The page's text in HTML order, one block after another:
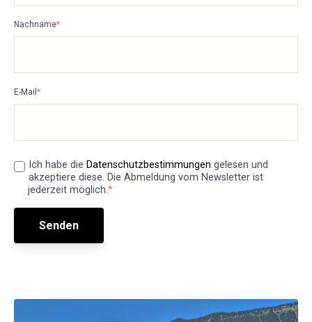
Nachname*
E-Mail *
Ich habe die Datenschutzbestimmungen gelesen und
akzeptiere diese. Die Abmeldung vom Newsletter ist
jederzeit möglich.*